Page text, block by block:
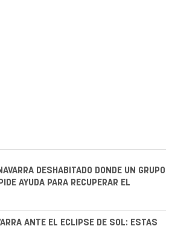
DESHABITADO DONDE UN GRUPO
AYUDA PARA RECUPERAR EL
ANTE EL ECLIPSE DE SOL: ESTAS